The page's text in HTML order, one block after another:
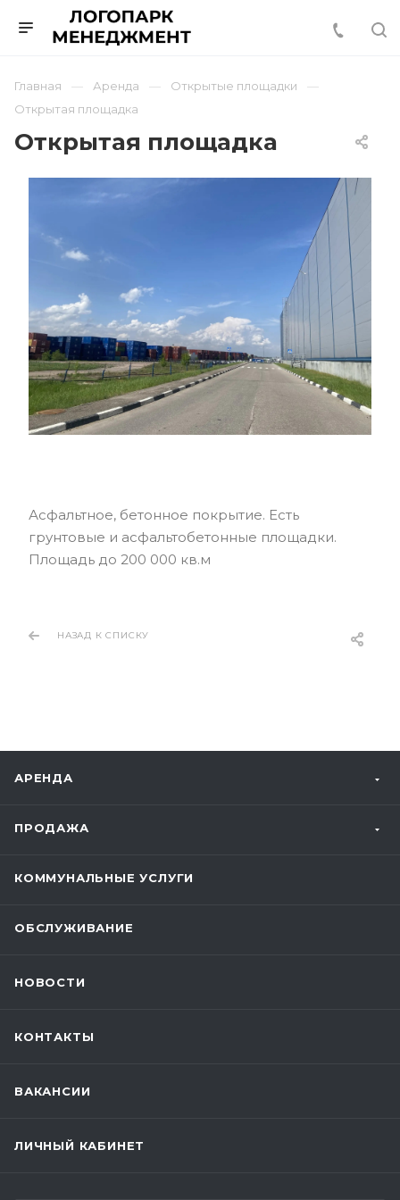
Главная Аренда
Открытые площадки
Открытая площадка
Открытая площадка
Асфальтное, бетонное покрытие. Есть
грунтовые и асфальтобетонные площадки.
Площадь до 200 000 кв.м
НАЗАД К СПИСКУ
АРЕНДА
ПРОДАЖА
КОММУНАЛЬНЫЕ УСЛУГИ
ОБСЛУЖИВАНИЕ
НОВОСТИ
КОНТАКТЫ
ВАКАНСИИ
ЛИЧНЫЙ КАБИНЕТ